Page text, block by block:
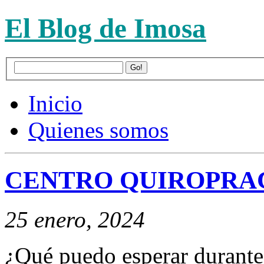
El Blog de Imosa
Inicio
Quienes somos
CENTRO
25 enero, 2024
¿Qué puedo esperar